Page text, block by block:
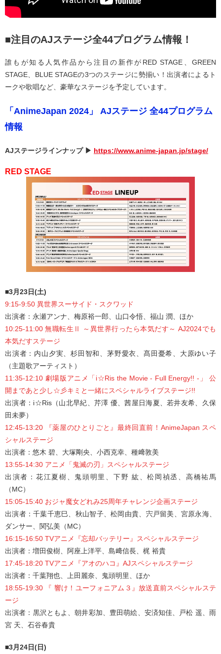
■注目のAJステージ全44プログラム情報！
誰もが知る人気作品から注目の新作がRED STAGE、GREEN
STAGE、BLUE STAGEの3つのステージに勢揃い！出演者によるト
ークや歌唱など、豪華なステージを予定しています。
「AnimeJapan 2024」 AJステージ 全44プログラム
情報
AJステージラインナップ ▶ https://www.anime-japan.jp/stage/
RED STAGE
■3月23日(土)
9:15-9:50 異世界スーサイド・スクワッド
出演者：永瀬アンナ、梅原裕一郎、山口令悟、福山 潤、ほか
10:25-11:00 無職転生Ⅱ ～異世界行ったら本気だす～ AJ2024でも
本気だすステージ
出演者：内山夕実、杉田智和、茅野愛衣、髙田憂希、大原ゆい子
（主題歌アーティスト）
11:35-12:10 劇場版アニメ「i☆Ris the Movie - Full Energy!! -」 公
開まであと少し☆彡キミと一緒にスペシャルライブステージ!!
出演者：i☆Ris（山北早紀、芹澤 優、茜屋日海夏、若井友希、久保
田未夢）
12:45-13:20 『薬屋のひとりごと』最終回直前！AnimeJapan スペ
シャルステージ
出演者：悠木 碧、大塚剛央、小西克幸、種﨑敦美
13:55-14:30 アニメ「鬼滅の刃」スペシャルステージ
出演者：花江夏樹、鬼頭明里、下野 紘、松岡禎丞、高橋祐馬
（MC）
15:05-15:40 おジャ魔女どれみ25周年チャレンジ企画ステージ
出演者：千葉千恵巳、秋山智子、松岡由貴、宍戸留美、宮原永海、
ダンサー、関弘美（MC）
16:15-16:50 TVアニメ『忘却バッテリー』スペシャルステージ
出演者：増田俊樹、阿座上洋平、島﨑信長、梶 裕貴
17:45-18:20 TVアニメ『アオのハコ』AJスペシャルステージ
出演者：千葉翔也、上田麗奈、鬼頭明里、ほか
18:55-19:30 『 響け！ユーフォニアム３』放送直前スペシャルステ
ージ
出演者：黒沢ともよ、朝井彩加、豊田萌絵、安済知佳、戸松 遥、雨
宮 天、石谷春貴
■3月24日(日)